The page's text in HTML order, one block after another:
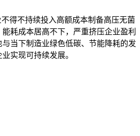
得不持续投入高额成本制备高压无菌
耗成本居高不下，严重挤压企业盈利
当下制造业绿色低碳、节能降耗的发
实现可持续发展。